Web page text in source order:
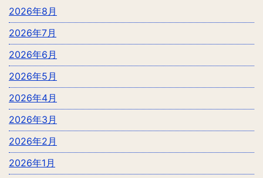
2026年8月
2026年7月
2026年6月
2026年5月
2026年4月
2026年3月
2026年2月
2026年1月